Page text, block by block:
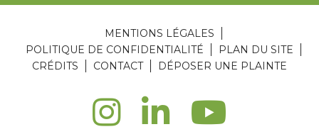
MENTIONS LÉGALES
POLITIQUE DE CONFIDENTIALITÉ
PLAN DU SITE
CRÉDITS
CONTACT DÉPOSER UNE PLAINTE